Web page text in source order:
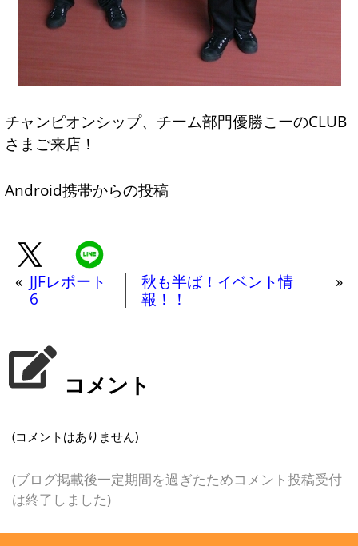
チャンピオンシップ、チーム部門優勝こーのCLUB
さまご来店！
Android携帯からの投稿
« JJFレポート
6
秋も半ば！イベント情
報！！
»
コメント
(コメントはありません)
(ブログ掲載後一定期間を過ぎたためコメント投稿受付
は終了しました)